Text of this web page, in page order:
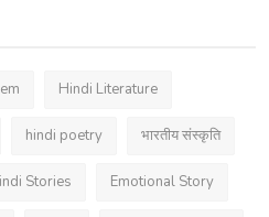
Hindi Literature
hindi poetry भारतीय संस्कृति
Stories Emotional Story